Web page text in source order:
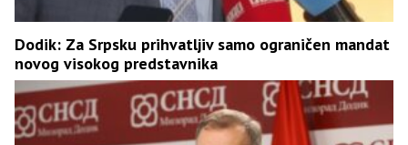
Dodik: Za Srpsku prihvatljiv samo ograničen mandat
novog visokog predstavnika